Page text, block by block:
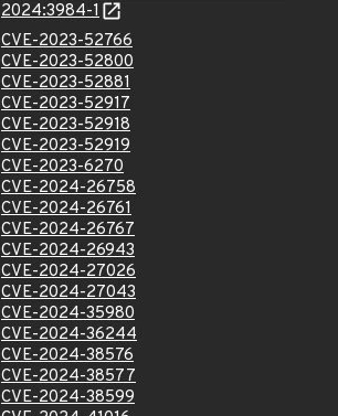
2024:3984-1
CVE-2023-52766
CVE-2023-52800
CVE-2023-52881
CVE-2023-52917
CVE-2023-52918
CVE-2023-52919
CVE-2023-6270
CVE-2024-26758
CVE-2024-26761
CVE-2024-26767
CVE-2024-26943
CVE-2024-27026
CVE-2024-27043
CVE-2024-35980
CVE-2024-36244
CVE-2024-38576
CVE-2024-38577
CVE-2024-38599